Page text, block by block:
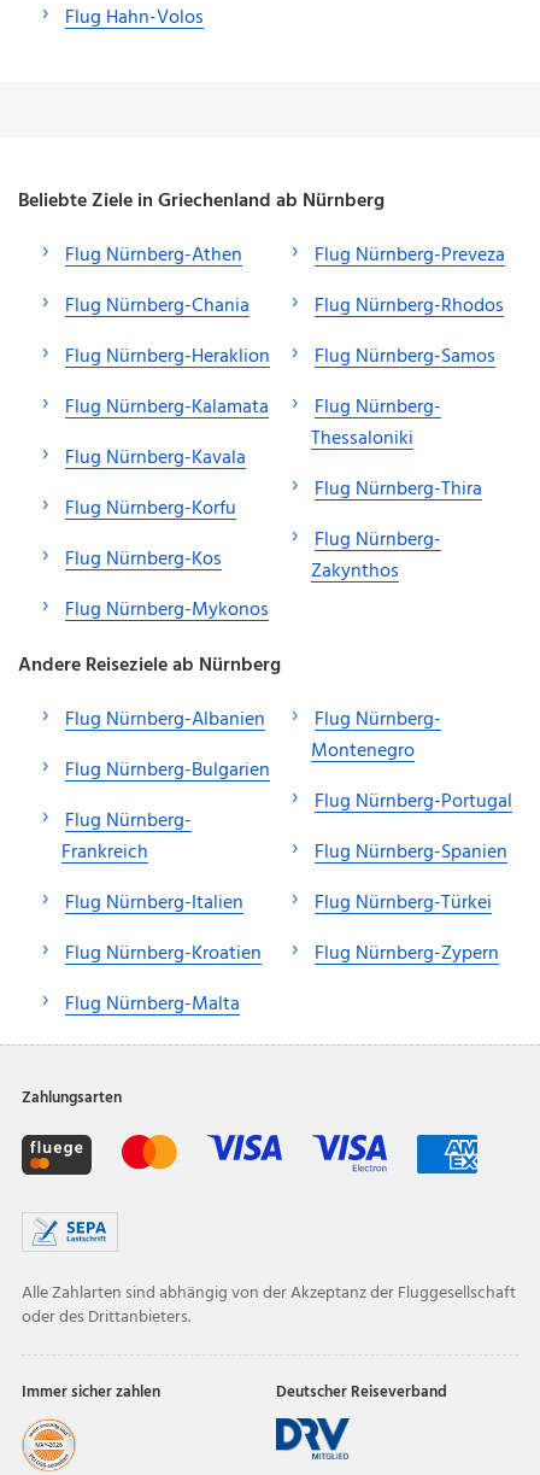
Flug Hahn-Volos
Beliebte Ziele in Griechenland ab Nürnberg
Flug Nürnberg-Athen
Flug Nürnberg-Chania
Flug Nürnberg-Heraklion
Flug Nürnberg-Kalamata
Flug Nürnberg-Kavala
Flug Nürnberg-Korfu
Flug Nürnberg-Kos
Flug Nürnberg-Mykonos
Flug Nürnberg-Preveza
Flug Nürnberg-Rhodos
Flug Nürnberg-Samos
Flug Nürnberg-
Thessaloniki
Flug Nürnberg-Thira
Flug Nürnberg-
Zakynthos
Andere Reiseziele ab Nürnberg
Flug Nürnberg-Albanien
Flug Nürnberg-Bulgarien
Flug Nürnberg-
Frankreich
Flug Nürnberg-Italien
Flug Nürnberg-Kroatien
Flug Nürnberg-Malta
Flug Nürnberg-
Montenegro
Flug Nürnberg-Portugal
Flug Nürnberg-Spanien
Flug Nürnberg-Türkei
Flug Nürnberg-Zypern